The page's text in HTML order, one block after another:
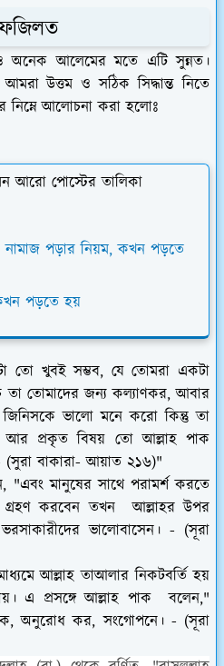
ফজিলত
অনেক আলেমের মতে এটি সুন্নত।
উত্তম ও সঠিক সিদ্ধান্ত নিতে
নিম্নে আলোচনা করা হলোঃ
আরো পোস্টের তালিকা
নামাজ পড়ার নিয়ম, কখন পড়তে
পড়তে হয়
তো খুবই সম্ভব, যে তোমরা একটা
তোমাদের জন্য কল্যাণকর, আবার
ভালো মনে করো কিন্তু তা
আর প্রকৃত বিষয় তো আল্লাহ পাক
বাকারা- আয়াত ২১৬)"
"এবং মানুষের সাথে পরামর্শ করতে
গ্রহণ করবেন তখন আল্লাহর উপর
ভালোবাসেন। - (সূরা
আল্লাহ তাআলার নিকটবর্তি হয়
এ প্রসঙ্গে আল্লাহ পাক বলেন,"
অনুরোধ কর, সংগোপনে। - (সূরা